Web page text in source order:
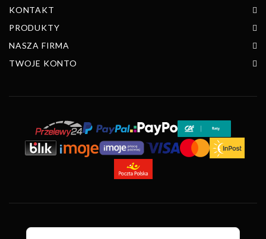
KONTAKT
PRODUKTY
NASZA FIRMA
TWOJE KONTO